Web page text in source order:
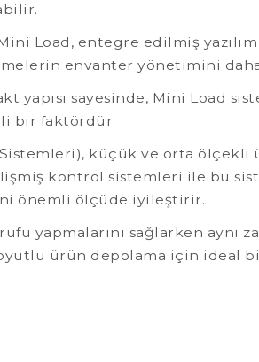
Load, entegre edilmiş
envanter yönetimini
yapısı sayesinde, Mini Load
bir faktördür.
küçük ve orta ölçekli
kontrol sistemleri ile bu
önemli ölçüde iyileştirir.
yapmalarını sağlarken aynı
ürün depolama için ideal